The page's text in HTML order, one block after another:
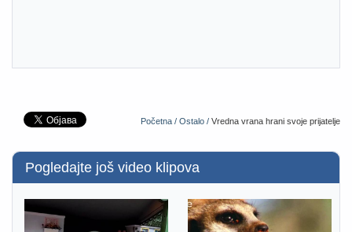
Početna / Ostalo / Vredna vrana hrani svoje prijatelje
Pogledajte još video klipova